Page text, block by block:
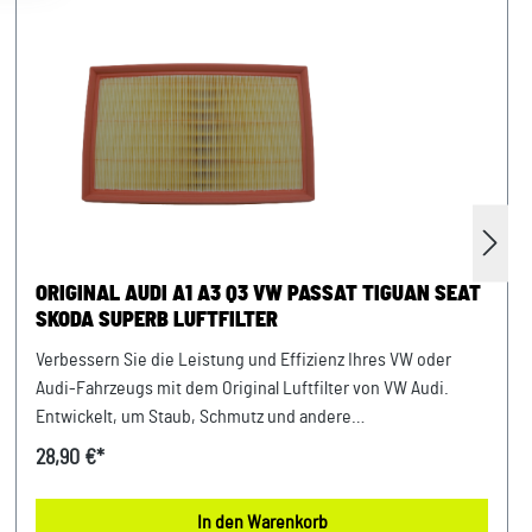
ORIGINAL AUDI A1 A3 Q3 VW PASSAT TIGUAN SEAT
SKODA SUPERB LUFTFILTER
Verbessern Sie die Leistung und Effizienz Ihres VW oder
Audi-Fahrzeugs mit dem Original Luftfilter von VW Audi.
Entwickelt, um Staub, Schmutz und andere
Verunreinigungen fernzuhalten, sorgt dieser Luftfilter für
und hochwertigen Materialien gewährleistet er eine lange
28,90 €*
In den Warenkorb